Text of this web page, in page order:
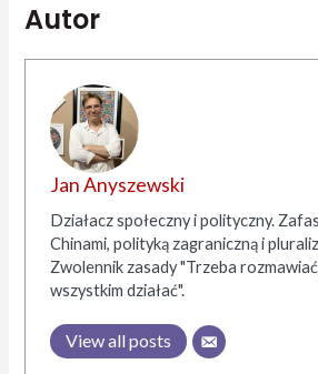
Autor
Jan Anyszewski
Działacz społeczny i polityczny.
Chinami, polityką zagraniczną i
Zwolennik zasady "Trzeba
wszystkim działać".
View all posts